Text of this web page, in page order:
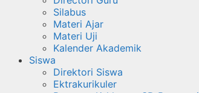
Silabus
Materi Ajar
Materi Uji
Kalender Akademik
Siswa
Direktori Siswa
Ektrakurikuler